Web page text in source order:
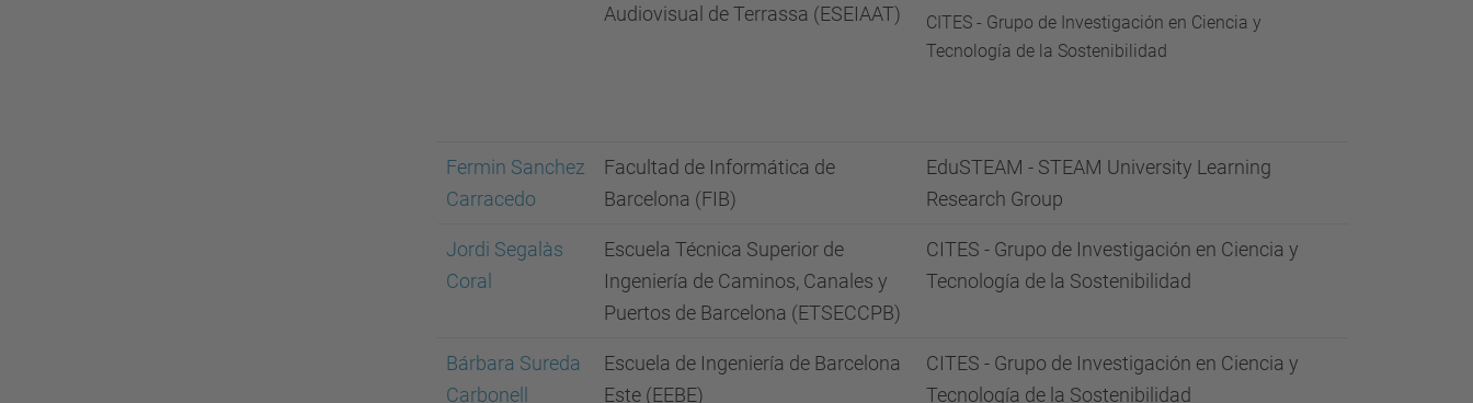
Audiovisual de Terrassa (ESEIAAT)
CITES - Grupo de Investigación en Ciencia y
Tecnología de la Sostenibilidad
Fermin Sanchez
Carracedo
Facultad de Informática de
Barcelona (FIB)
EduSTEAM - STEAM University Learning
Research Group
Jordi Segalàs
Coral
Escuela Técnica Superior de
Ingeniería de Caminos, Canales y
Puertos de Barcelona (ETSECCPB)
CITES - Grupo de Investigación en Ciencia y
Tecnología de la Sostenibilidad
Bárbara Sureda
Carbonell
Escuela de Ingeniería de Barcelona
Este (EEBE)
CITES - Grupo de Investigación en Ciencia y
Tecnología de la Sostenibilidad